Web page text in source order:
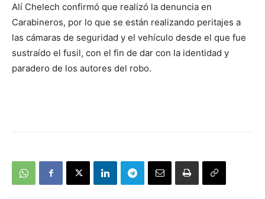
audio
Alí Chelech confirmó que realizó la denuncia en
Carabineros, por lo que se están realizando peritajes a
las cámaras de seguridad y el vehículo desde el que fue
sustraído el fusil, con el fin de dar con la identidad y
paradero de los autores del robo.